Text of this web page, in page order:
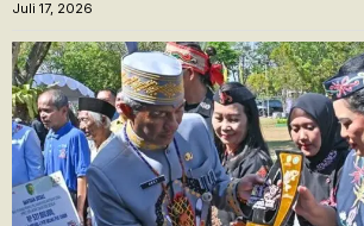
Juli 17, 2026